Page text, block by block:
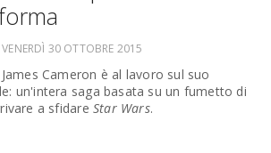
VENERDÌ 30 OTTOBRE 2015
Cameron è al lavoro sul suo
un'intera saga basata su un fumetto di
a sfidare Star Wars.